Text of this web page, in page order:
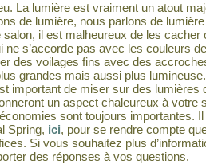
La lumière est vraiment un atout
de lumière, nous parlons de
il est malheureux de les
ne s’accorde pas avec les couleurs
des voilages fins avec des
grandes mais aussi plus
important de miser sur des
un aspect chaleureux à votre
sont toujours importantes.
Spring, ici, pour se rendre compte
Si vous souhaitez plus
des réponses à vos questions.